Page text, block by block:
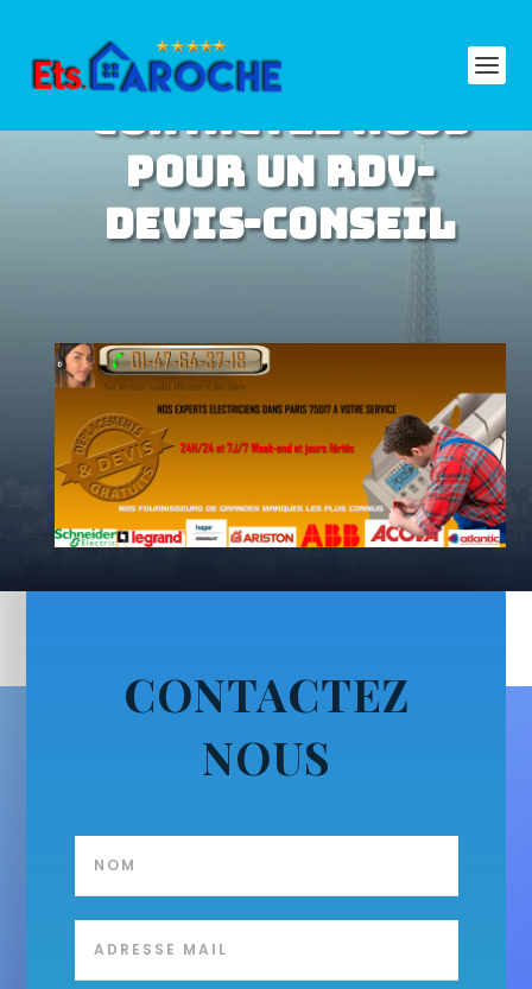
CONTACTEZ NOUS
POUR UN RDV-
DEVIS-CONSEIL
CONTACTEZ
NOUS